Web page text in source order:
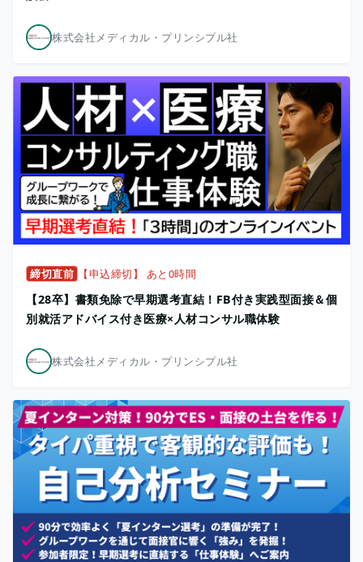
株式会社メディカル・プリンシプル社
締切直前 【申込締切】 あと0時間
【28卒】書類免除で早期選考直結！FB付き実践型面接＆個
別就活アドバイス付き医療×人材コンサル職体験
株式会社メディカル・プリンシプル社